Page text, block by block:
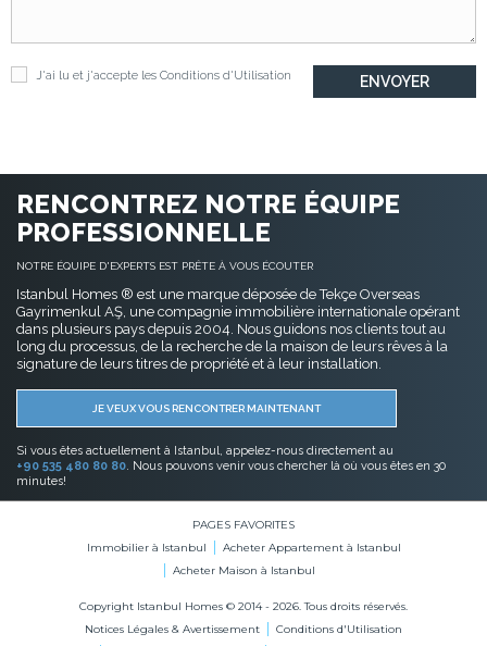
J'ai lu et j'accepte les Conditions d'Utilisation
RENCONTREZ NOTRE ÉQUIPE
PROFESSIONNELLE
NOTRE ÉQUIPE D'EXPERTS EST PRÊTE À VOUS ÉCOUTER
Istanbul Homes ® est une marque déposée de Tekçe Overseas
Gayrimenkul AŞ, une compagnie immobilière internationale opérant
dans plusieurs pays depuis 2004. Nous guidons nos clients tout au
long du processus, de la recherche de la maison de leurs rêves à la
signature de leurs titres de propriété et à leur installation.
JE VEUX VOUS RENCONTRER MAINTENANT
Si vous êtes actuellement à Istanbul, appelez-nous directement au
+90 535 480 80 80. Nous pouvons venir vous chercher là où vous êtes en 30
minutes!
PAGES FAVORITES
Immobilier à Istanbul
Acheter Appartement à Istanbul
Acheter Maison à Istanbul
Copyright Istanbul Homes © 2014 - 2026. Tous droits réservés.
Notices Légales & Avertissement
Conditions d'Utilisation